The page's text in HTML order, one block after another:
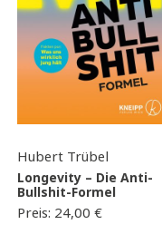
Hubert Trübel
Longevity – Die Anti-
Bullshit-Formel
Preis: 24,00 €